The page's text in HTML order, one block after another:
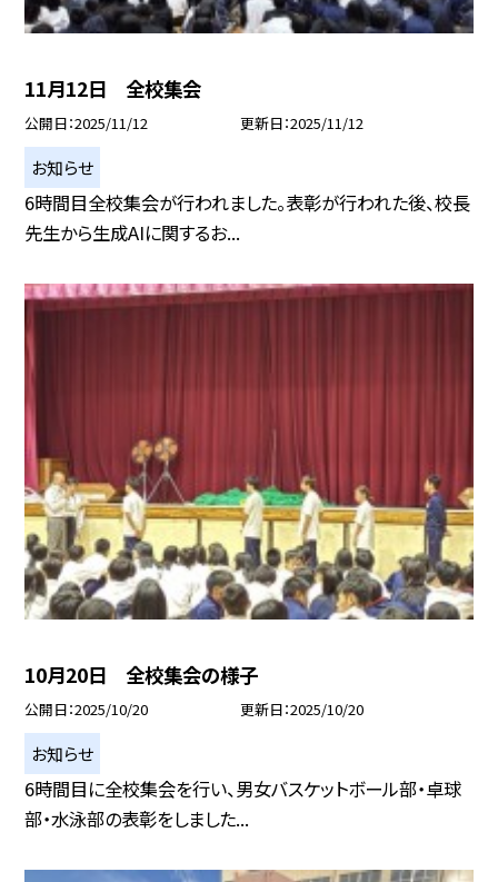
11月12日 全校集会
公開日 2025/11/12 更新日 2025/11/12
お知らせ
6時間目全校集会が行われました。表彰が行われた後、校長
先生から生成AIに関するお...
10月20日 全校集会の様子
公開日 2025/10/20 更新日 2025/10/20
お知らせ
6時間目に全校集会を行い、男女バスケットボール部・卓球
部・水泳部の表彰をしました...